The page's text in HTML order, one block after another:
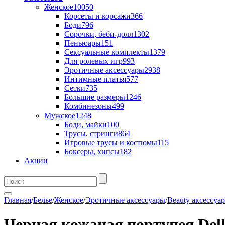
Женское10050
Корсеты и корсажи366
Боди796
Сорочки, беби-долл1302
Пеньюары151
Сексуальные комплекты1379
Для ролевых игр993
Эротичные аксессуары2938
Интимные платья577
Сетки735
Большие размеры1246
Комбинезоны499
Мужское1248
Боди, майки100
Трусы, стринги864
Игровые трусы и костюмы115
Боксеры, хипсы182
Акции
Главная/Белье/Женское/Эротичные аксессуары/Beauty